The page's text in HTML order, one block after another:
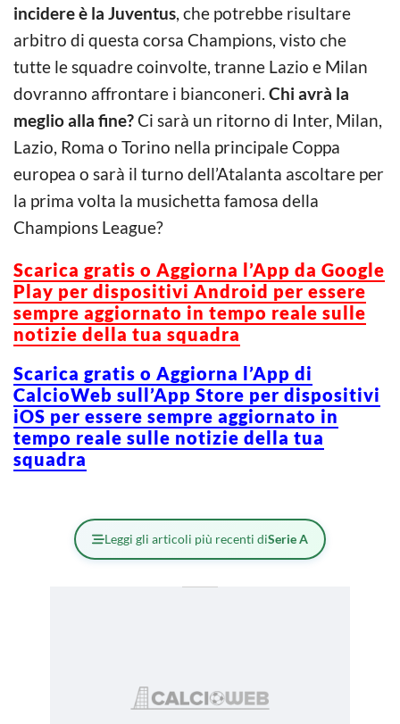
incidere è la Juventus , che potrebbe risultare
arbitro di questa corsa Champions, visto che
tutte le squadre coinvolte, tranne Lazio e Milan
dovranno affrontare i bianconeri. Chi avrà la
meglio alla fine?Ci sarà un ritorno di Inter, Milan,
Lazio, Roma o Torino nella principale Coppa
europea o sarà il turno dell’Atalanta ascoltare per
la prima volta la musichetta famosa della
Champions League?
Scarica gratis o Aggiorna l’App da Google
Play per dispositivi Android per essere
sempre aggiornato in tempo reale sulle
notizie della tua squadra
Scarica gratis o Aggiorna l’App di
CalcioWeb sull’App Store per dispositivi
iOS per essere sempre aggiornato in
tempo reale sulle notizie della tua
squadra
Leggi gli articoli più recenti diSerie A